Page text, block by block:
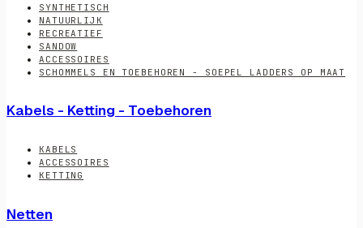
SYNTHETISCH
NATUURLIJK
RECREATIEF
SANDOW
ACCESSOIRES
SCHOMMELS EN TOEBEHOREN - SOEPEL LADDERS OP MAAT
Kabels - Ketting - Toebehoren
KABELS
ACCESSOIRES
KETTING
Netten